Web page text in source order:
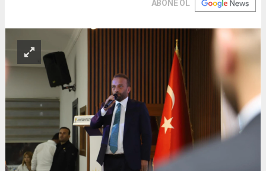
ABONE OL